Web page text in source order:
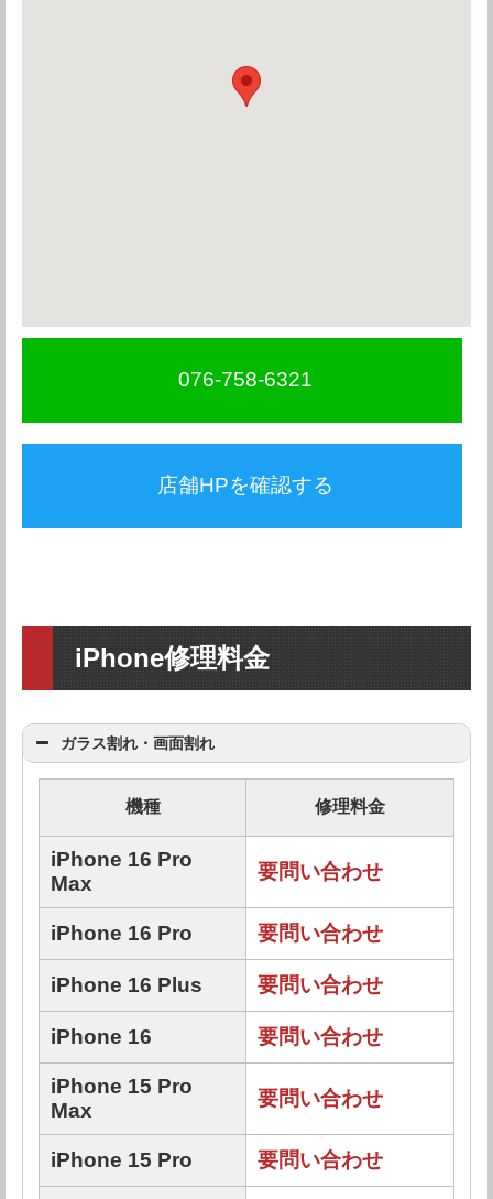
076-758-6321
店舗HPを確認する
iPhone修理料金
ガラス割れ・画面割れ
機種 修理料金
iPhone 16 Pro
Max
要問い合わせ
iPhone 16 Pro 要問い合わせ
iPhone 16 Plus 要問い合わせ
iPhone 16 要問い合わせ
iPhone 15 Pro
Max
要問い合わせ
iPhone 15 Pro 要問い合わせ